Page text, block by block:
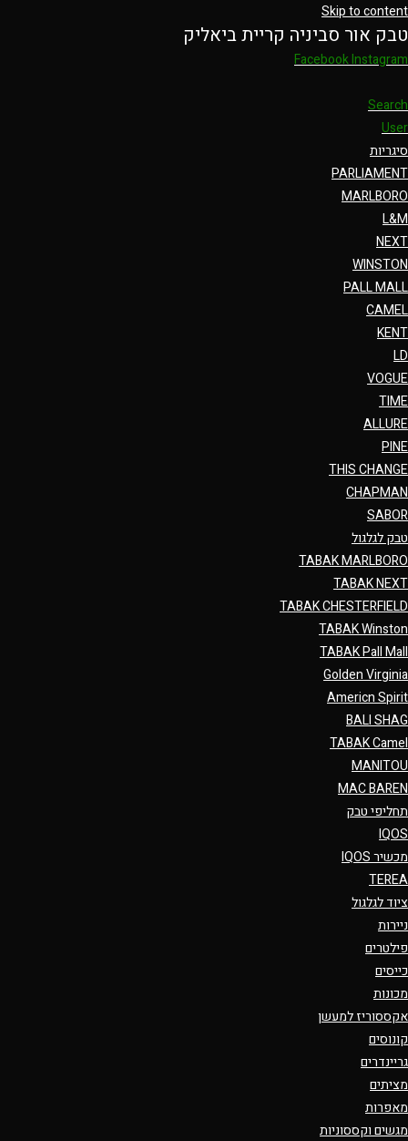
Skip to content
טבק אור סביניה קריית ביאליק
FacebookInstagram
Search
User
סיגריות
PARLIAMENT
MARLBORO
L&M
NEXT
WINSTON
PALL MALL
CAMEL
KENT
LD
VOGUE
TIME
ALLURE
PINE
THIS CHANGE
CHAPMAN
SABOR
טבק לגלגול
TABAK MARLBORO
TABAK NEXT
TABAK CHESTERFIELD
TABAK Winston
TABAK Pall Mall
Golden Virginia
Americn Spirit
BALI SHAG
TABAK Camel
MANITOU
MAC BAREN
תחליפי טבק
IQOS
מכשיר IQOS
TEREA
ציוד לגלגול
ניירות
פילטרים
כייסים
מכונות
אקססוריז למעשן
קונוסים
גריינדרים
מציתים
מאפרות
מגשים וקססוניות